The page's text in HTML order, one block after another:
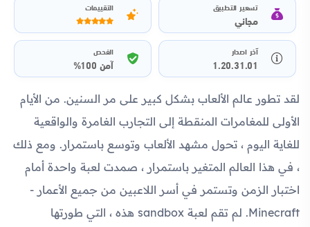
تسعير التطبيق
مجاني
التقييمات
آخر اصدار
1.20.31.01
الفحص
آمن 100%
لقد تطور عالم الألعاب بشكل كبير على مر السنين. من الأيام
الأولى للمغامرات المنقطة إلى التجارب الغامرة والواقعية
للغاية اليوم ، تحول مشهد الألعاب وتوسع باستمرار. ومع ذلك
، في هذا العالم المتغير باستمرار ، صمدت لعبة واحدة أمام
اختبار الزمن وتستمر في أسر اللاعبين من جميع الأعمار -
Minecraft. لم تقم لعبة sandbox هذه ، التي طورتها